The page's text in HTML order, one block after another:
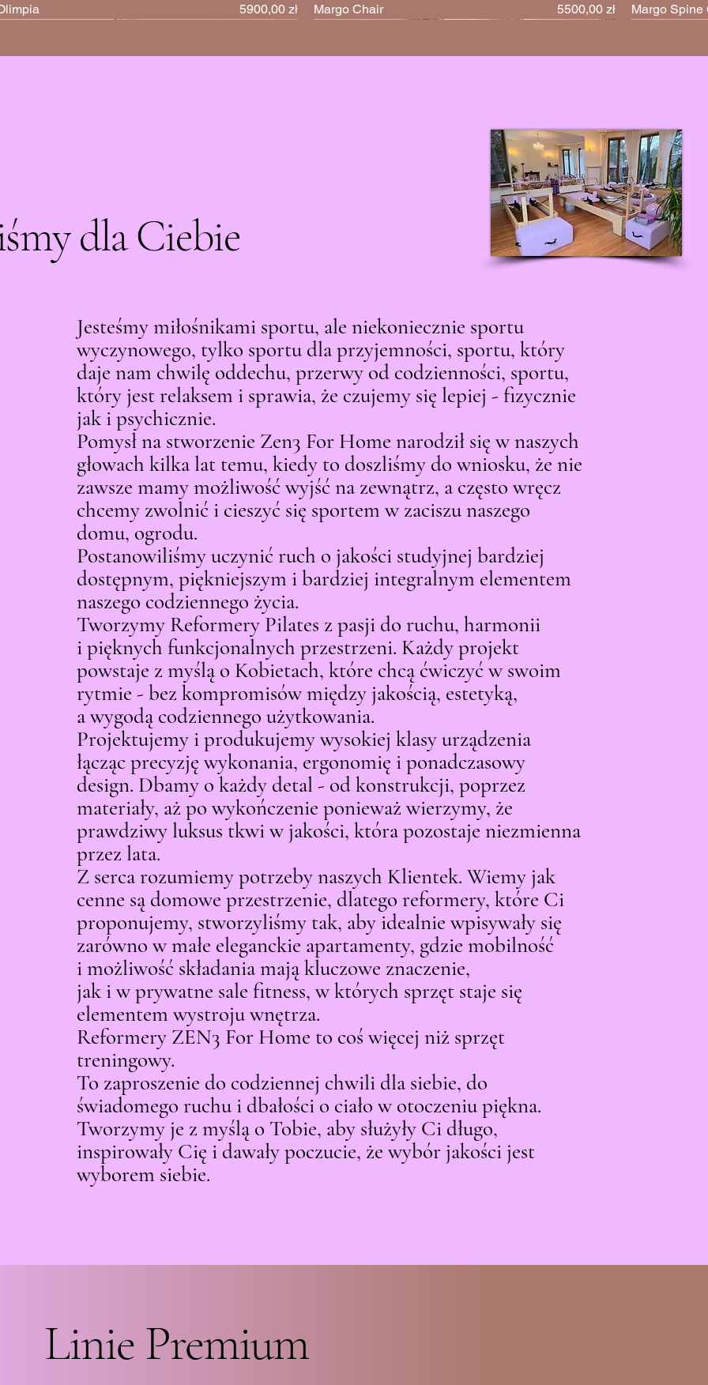
Cena
5900,00 zł Margo Chair Cena
5500,00 zł Margo Spine
Cena
6400,00 zł Aurora
27 000,00 zł
dla Ciebie
Jesteśmy miłośnikami sportu, ale niekoniecznie sportu
wyczynowego, tylko sportu dla przyjemności, sportu, który
daje nam chwilę oddechu, przerwy od codzienności, sportu,
który jest relaksem i sprawia, że czujemy się lepiej - fizycznie
jak i psychicznie.
Pomysł na stworzenie Zen3 For Home narodził się w naszych
głowach kilka lat temu, kiedy to doszliśmy do wniosku, że nie
zawsze mamy możliwość wyjść na zewnątrz, a często wręcz
chcemy zwolnić i cieszyć się sportem w zaciszu naszego
domu, ogrodu.
Postanowiliśmy uczynić ruch o jakości studyjnej bardziej
dostępnym, piękniejszym i bardziej integralnym elementem
naszego codziennego życia.
Tworzymy Reformery Pilates z pasji do ruchu, harmonii
i pięknych funkcjonalnych przestrzeni. Każdy projekt
powstaje z myślą o Kobietach, które chcą ćwiczyć w swoim
rytmie - bez kompromisów między jakością, estetyką,
a wygodą codziennego użytkowania.
Projektujemy i produkujemy wysokiej klasy urządzenia
łącząc precyzję wykonania, ergonomię i ponadczasowy
design. Dbamy o każdy detal - od konstrukcji, poprzez
materiały, aż po wykończenie ponieważ wierzymy, że
prawdziwy luksus tkwi w jakości, która pozostaje niezmienna
przez lata.
Z serca rozumiemy potrzeby naszych Klientek. Wiemy jak
cenne są domowe przestrzenie, dlatego reformery, które Ci
proponujemy, stworzyliśmy tak, aby idealnie wpisywały się
zarówno w małe eleganckie apartamenty, gdzie mobilność
i możliwość składania mają kluczowe znaczenie,
jak i w prywatne sale fitness, w których sprzęt staje się
elementem wystroju wnętrza.
Reformery ZEN3 For Home to coś więcej niż sprzęt
treningowy.
To zaproszenie do codziennej chwili dla siebie, do
świadomego ruchu i dbałości o ciało w otoczeniu piękna.
Tworzymy je z myślą o Tobie, aby służyły Ci długo,
inspirowały Cię i dawały poczucie, że wybór jakości jest
wyborem siebie.
Linie Premium